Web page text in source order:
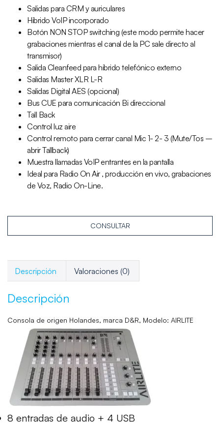
Salidas para CRM y auriculares
Hibrido VoIP incorporado
Botón NON STOP switching (este modo permite hacer
grabaciones mientras el canal de la PC sale directo al
transmisor)
Salida Cleanfeed para hibrido telefónico externo
Salidas Master XLR L-R
Salidas Digital AES (opcional)
Bus CUE para comunicación Bi direccional
Tall Back
Control luz aire
Control remoto para cerrar canal Mic 1- 2- 3 (Mute/Tos –
abrir Tallback)
Muestra llamadas VoIP entrantes en la pantalla
Ideal para Radio On Air , producción en vivo, grabaciones
de Voz, Radio On-Line.
CONSULTAR
Descripción Valoraciones (0)
Descripción
Consola de origen Holandes, marca D&R, Modelo: AIRLITE
8 entradas de audio + 4 USB